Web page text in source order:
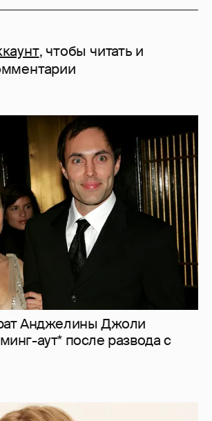
, чтобы читать и
Анджелины Джоли
аут* после развода с